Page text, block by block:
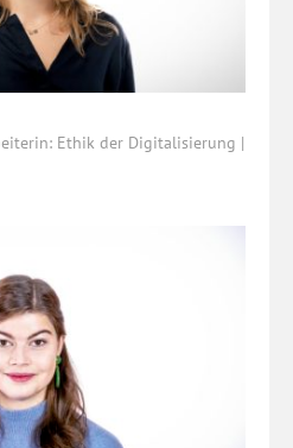
Ethik der Digitalisierung |